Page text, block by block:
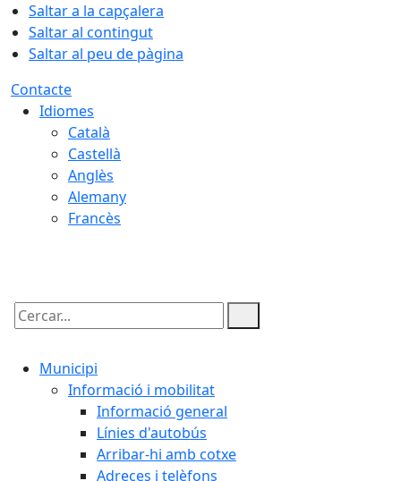
Saltar a la capçalera
Saltar al contingut
Saltar al peu de pàgina
Contacte
Idiomes
Català
Castellà
Anglès
Alemany
Francès
Cercar:
Municipi
Informació i mobilitat
Informació general
Línies d'autobús
Arribar-hi amb cotxe
Adreces i telèfons